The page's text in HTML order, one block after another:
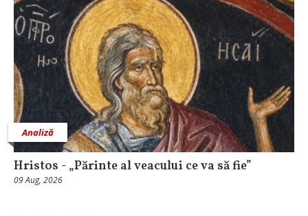
Analiză
Hristos - „Părinte al veacului ce va să fie”
09 Aug, 2026